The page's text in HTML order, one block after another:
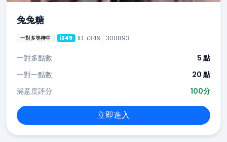
兔兔糖
一對多等待中 i349 ID: i349_300893
一對多點數
5 點
一對一點數
20 點
滿意度評分
100分
立即進入